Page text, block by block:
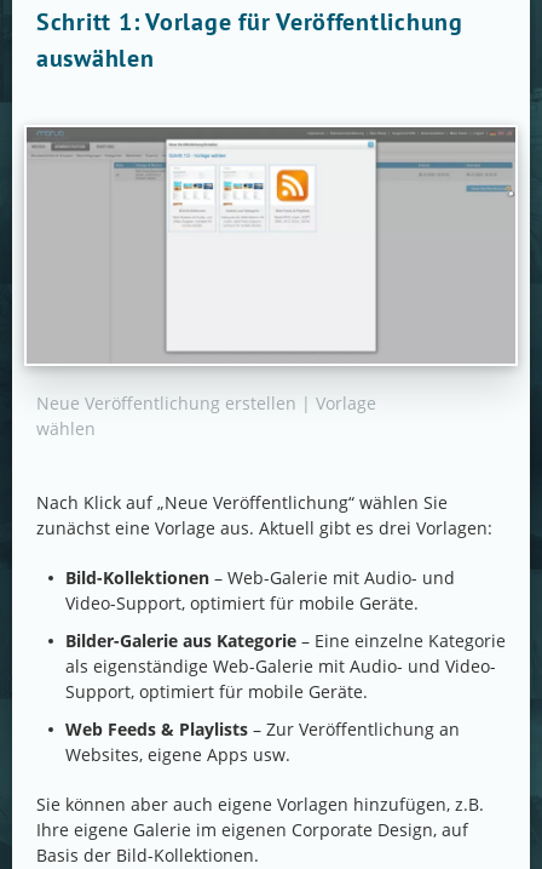
Schritt 1: Vorlage für Veröffentlichung
auswählen
Neue Veröffentlichung erstellen | Vorlage
wählen
Nach Klick auf „Neue Veröffentlichung“ wählen Sie
zunächst eine Vorlage aus. Aktuell gibt es drei Vorlagen:
Bild-Kollektionen – Web-Galerie mit Audio- und
Video-Support, optimiert für mobile Geräte.
Bilder-Galerie aus Kategorie – Eine einzelne Kategorie
als eigenständige Web-Galerie mit Audio- und Video-
Support, optimiert für mobile Geräte.
Web Feeds & Playlists – Zur Veröffentlichung an
Websites, eigene Apps usw.
Sie können aber auch eigene Vorlagen hinzufügen, z.B.
Ihre eigene Galerie im eigenen Corporate Design, auf
Basis der Bild-Kollektionen.